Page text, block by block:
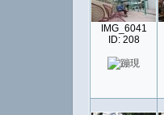
IMG_6041
ID: 208